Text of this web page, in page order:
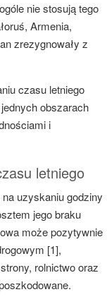
nie stosują tego
Armenia,
zrezygnowały z
czasu letniego
obszarach
i
letniego
uzyskaniu godziny
jego braku
może pozytywnie
[1],
rolnictwo oraz